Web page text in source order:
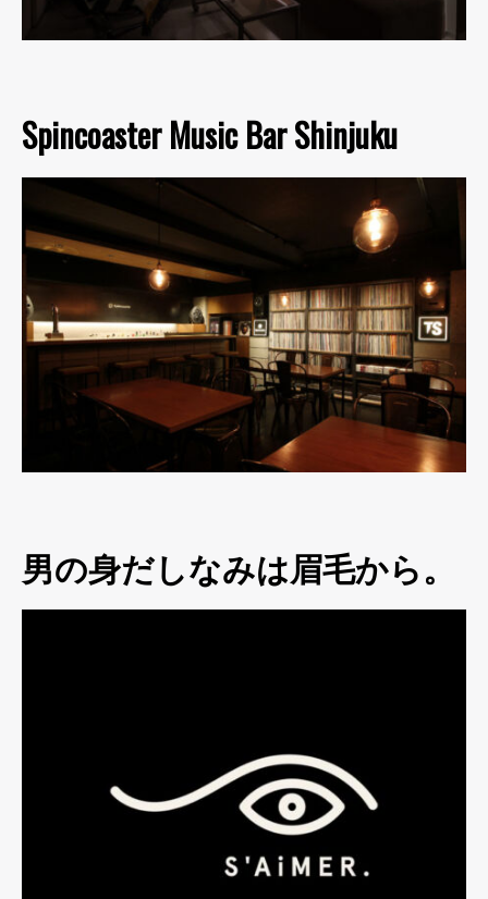
Spincoaster Music Bar Shinjuku
男の身だしなみは眉毛から。